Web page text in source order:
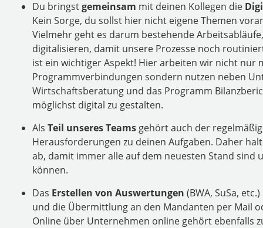
Du bringstgemeinsam mit deinen Kollegen die
Kein Sorge, du sollst hier nicht eigene Themen
Vielmehr geht es darum bestehende
digitalisieren, damit unsere Prozesse noch
ist ein wichtiger Aspekt! Hier arbeiten wir nicht nur
Programmverbindungen sondern nutzen neben
Wirtschaftsberatung und das Programm
möglichst digital zu gestalten.
Als Teil unseres Teams gehört auch der
Herausforderungen zu deinen Aufgaben. Daher
ab, damit immer alle auf dem neuesten Stand sind
können.
Das Erstellen von Auswertungen (BWA, SuSa,
und die Übermittlung an den Mandanten per Mail
Online über Unternehmen online gehört ebenfalls